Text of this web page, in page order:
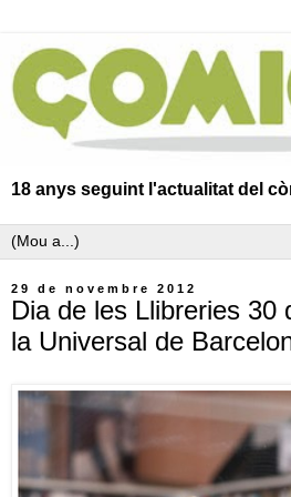
18 anys seguint l'actualitat del
29 de novembre 2012
Dia de les Llibreries 30
la Universal de